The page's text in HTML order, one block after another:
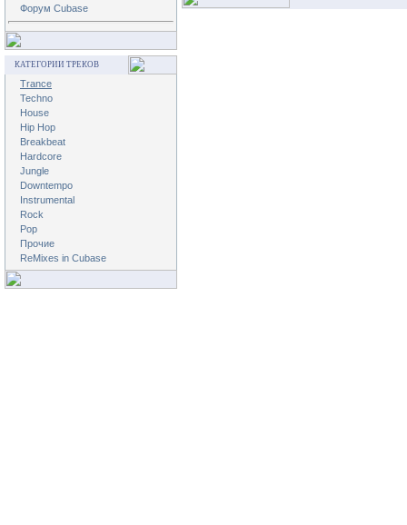
Форум Cubase
КАТЕГОРИИ ТРЕКОВ
Trance
Techno
House
Hip Hop
Breakbeat
Hardcore
Jungle
Downtempo
Instrumental
Rock
Pop
Прочие
ReMixes in Cubase